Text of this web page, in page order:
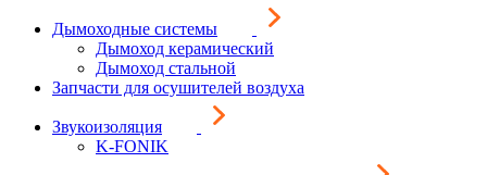
Дымоходные системы
Дымоход керамический
Дымоход стальной
Запчасти для осушителей воздуха
Звукоизоляция
K-FONIK